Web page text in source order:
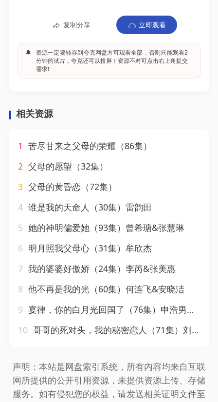
复制分享 立即观看
🔔
资源一定要转存到夸克网盘方可观看全部，否则只能观看2
分钟的试片，夸克还可以投屏！资源不对可点击右上角提交
需求!
相关资源
1 苦尽甘来之父母的荣耀（86集）
2 父母的愿望（32集）
3 父母的黄昏恋（72集）
4 谁是我的天命人（30集）雷韵田
5 她的神明偏爱她（93集）曾希瑭&张慧琳
6 明月照我父母心（31集）牟欣杰
7 我的婆婆好傲娇（24集）李芮&张美惠
8 他不再是我的光（60集）何连飞&安晓洁
9 宴律，你的白月光回国了（76集）申浩男＆余茵
10 哥哥的死对头，我的秘密恋人（71集）刘昊源＆李芊乐
声明：本站是网盘索引系统，所有内容均来自互联
网所提供的公开引用资源，未提供资源上传、存储
服务。如有侵犯您的权益，请发送相关证明文件至